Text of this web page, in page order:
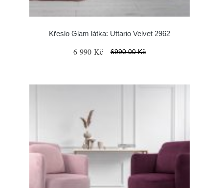
Křeslo Glam látka: Uttario Velvet 2962
6 990 Kč 6990.00 Kč